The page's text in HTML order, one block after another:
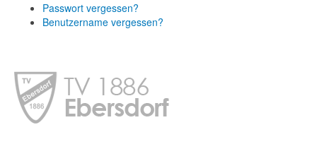
Passwort vergessen?
Benutzername vergessen?